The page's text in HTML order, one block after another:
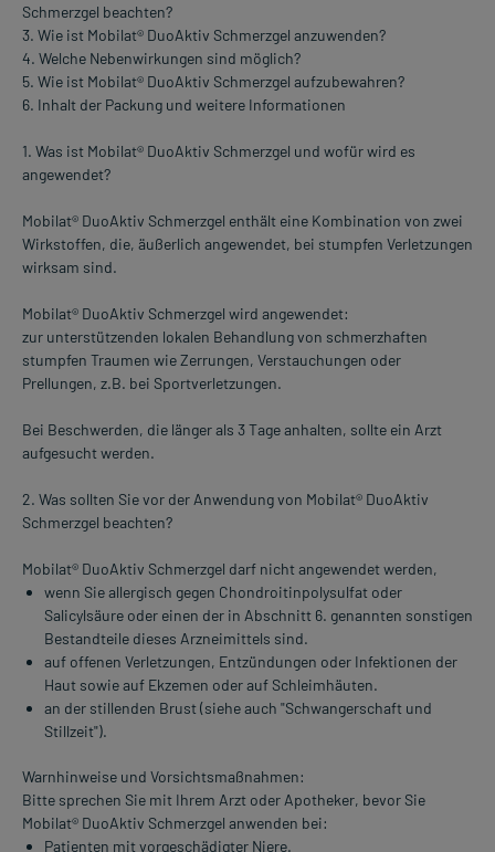
Schmerzgel beachten?
3. Wie ist Mobilat® DuoAktiv Schmerzgel anzuwenden?
4. Welche Nebenwirkungen sind möglich?
5. Wie ist Mobilat® DuoAktiv Schmerzgel aufzubewahren?
6. Inhalt der Packung und weitere Informationen
1. Was ist Mobilat® DuoAktiv Schmerzgel und wofür wird es
angewendet?
Mobilat® DuoAktiv Schmerzgel enthält eine Kombination von zwei
Wirkstoffen, die, äußerlich angewendet, bei stumpfen Verletzungen
wirksam sind.
Mobilat® DuoAktiv Schmerzgel wird angewendet:
zur unterstützenden lokalen Behandlung von schmerzhaften
stumpfen Traumen wie Zerrungen, Verstauchungen oder
Prellungen, z.B. bei Sportverletzungen.
Bei Beschwerden, die länger als 3 Tage anhalten, sollte ein Arzt
aufgesucht werden.
2. Was sollten Sie vor der Anwendung von Mobilat® DuoAktiv
Schmerzgel beachten?
Mobilat® DuoAktiv Schmerzgel darf nicht angewendet werden,
wenn Sie allergisch gegen Chondroitinpolysulfat oder
Salicylsäure oder einen der in Abschnitt 6. genannten sonstigen
Bestandteile dieses Arzneimittels sind.
auf offenen Verletzungen, Entzündungen oder Infektionen der
Haut sowie auf Ekzemen oder auf Schleimhäuten.
an der stillenden Brust (siehe auch "Schwangerschaft und
Stillzeit").
Warnhinweise und Vorsichtsmaßnahmen:
Bitte sprechen Sie mit Ihrem Arzt oder Apotheker, bevor Sie
Mobilat® DuoAktiv Schmerzgel anwenden bei:
Patienten mit vorgeschädigter Niere.